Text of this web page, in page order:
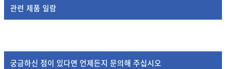
관련 제품 일람
궁금하신 점이 있다면 언제든지 문의해 주십시오